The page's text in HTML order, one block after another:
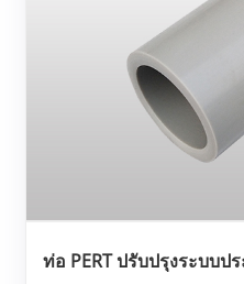
ท่อ PERT ปรับปรุงระบบป